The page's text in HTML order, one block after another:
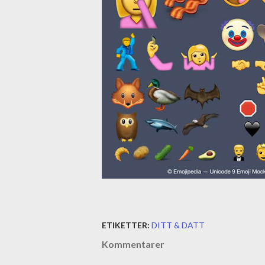
ETIKETTER: DITT & DATT
Kommentarer